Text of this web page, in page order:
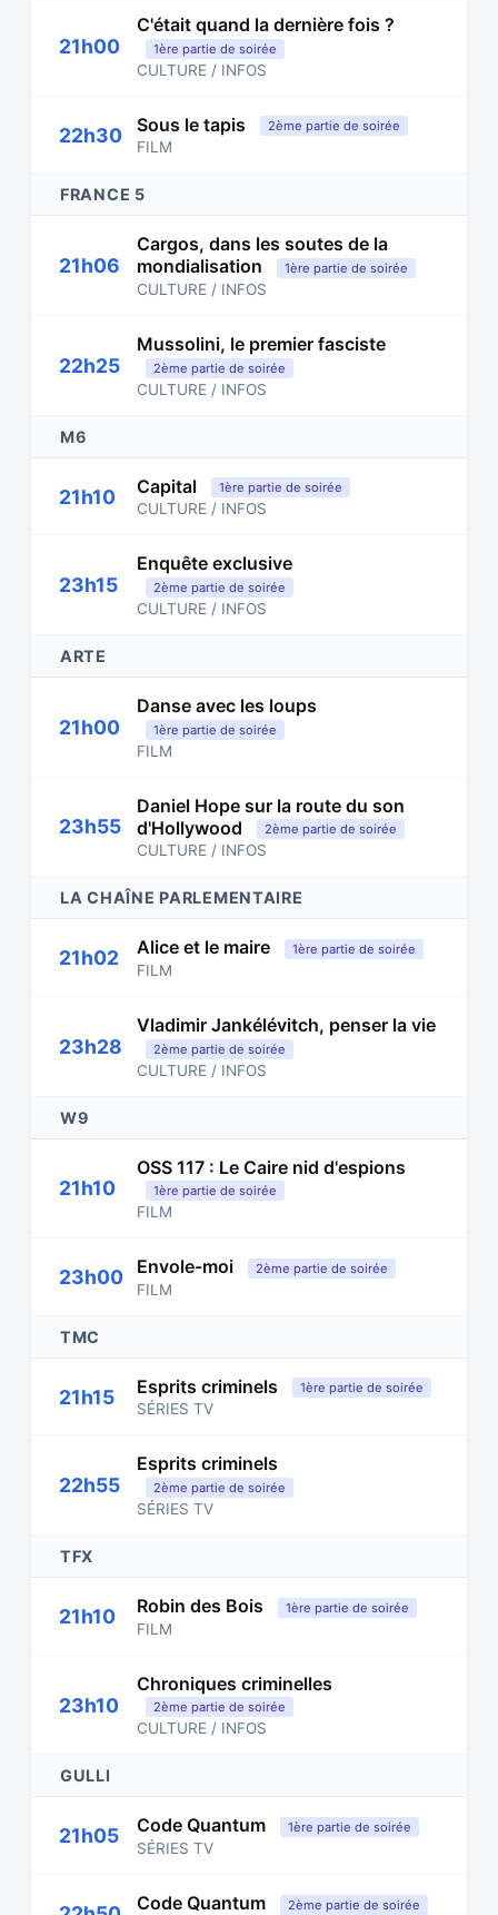
21h00
C'était quand la dernière fois ?
1ère partie de soirée
CULTURE / INFOS
22h30 Sous le tapis 2ème partie de soirée
FILM
FRANCE 5
21h06
Cargos, dans les soutes de la
mondialisation
1ère partie de soirée
CULTURE / INFOS
22h25
Mussolini, le premier fasciste
2ème partie de soirée
CULTURE / INFOS
M6
21h10 Capital 1ère partie de soirée
CULTURE / INFOS
23h15
Enquête exclusive
2ème partie de soirée
CULTURE / INFOS
ARTE
21h00
Danse avec les loups
1ère partie de soirée
FILM
23h55
Daniel Hope sur la route du son
d'Hollywood
2ème partie de soirée
CULTURE / INFOS
LA CHAÎNE PARLEMENTAIRE
21h02 Alice et le maire 1ère partie de soirée
FILM
23h28
Vladimir Jankélévitch, penser la vie
2ème partie de soirée
CULTURE / INFOS
W9
21h10
OSS 117 : Le Caire nid d'espions
1ère partie de soirée
FILM
23h00 Envole-moi 2ème partie de soirée
FILM
TMC
21h15 Esprits criminels 1ère partie de soirée
SÉRIES TV
22h55
Esprits criminels
2ème partie de soirée
SÉRIES TV
TFX
21h10 Robin des Bois 1ère partie de soirée
FILM
23h10
Chroniques criminelles
2ème partie de soirée
CULTURE / INFOS
GULLI
21h05 Code Quantum 1ère partie de soirée
SÉRIES TV
Code Quantum 2ème partie de soirée